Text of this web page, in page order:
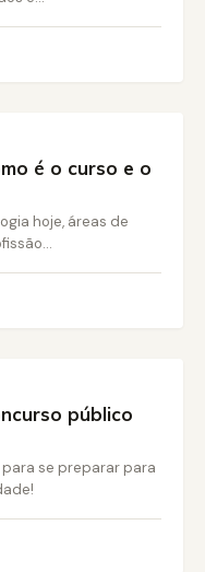
é o curso e o
hoje, áreas de
público
se preparar para